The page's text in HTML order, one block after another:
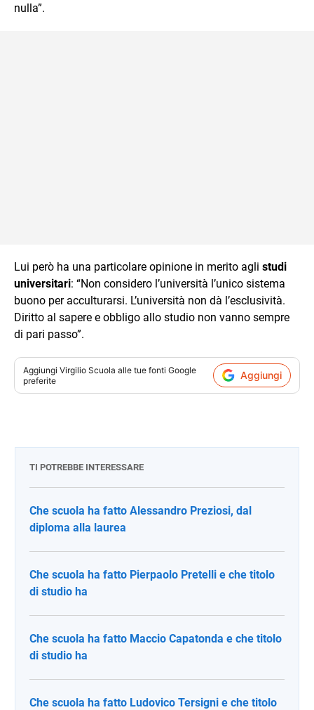
nulla”.
Lui però ha una particolare opinione in merito agli studi
universitari: “Non considero l’università l’unico sistema
buono per acculturarsi. L’università non dà l’esclusività.
Diritto al sapere e obbligo allo studio non vanno sempre
di pari passo”.
Aggiungi Virgilio Scuola alle tue fonti Google
preferite
Aggiungi
TI POTREBBE INTERESSARE
Che scuola ha fatto Alessandro Preziosi, dal
diploma alla laurea
Che scuola ha fatto Pierpaolo Pretelli e che titolo
di studio ha
Che scuola ha fatto Maccio Capatonda e che titolo
di studio ha
Che scuola ha fatto Ludovico Tersigni e che titolo